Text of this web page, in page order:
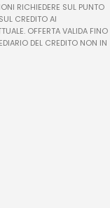
RICHIEDERE SUL PUNTO
CREDITO AI
OFFERTA VALIDA FINO
DEL CREDITO NON IN